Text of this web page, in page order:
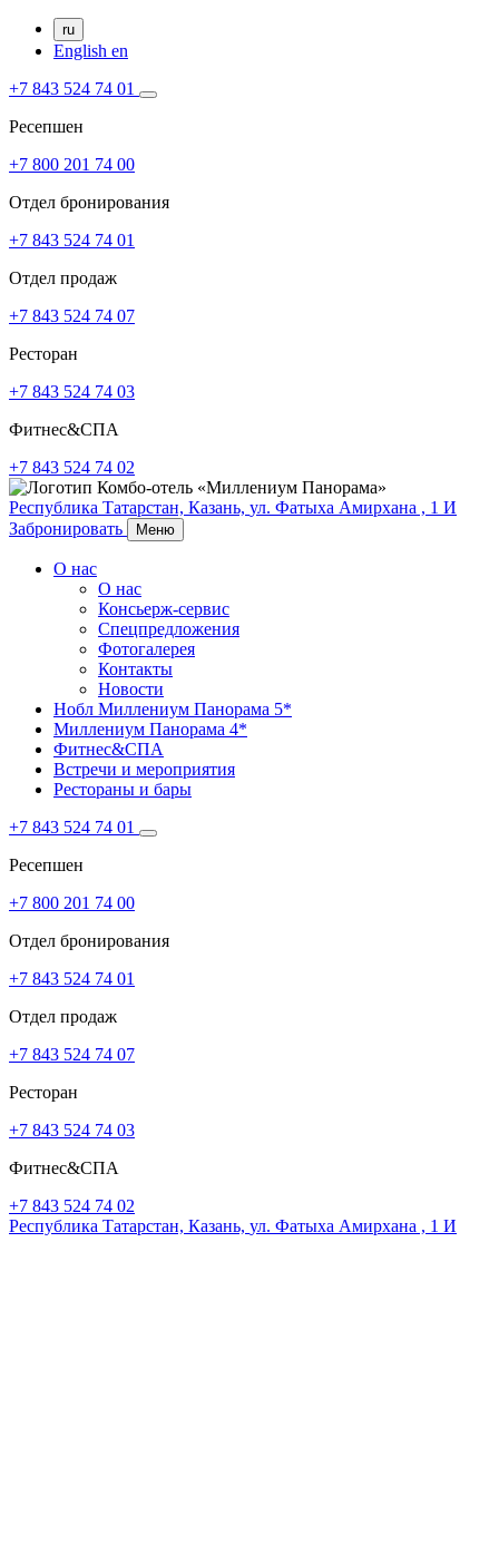
ru
English en
+7 843 524 74 01
Ресепшен
+7 800 201 74 00
Отдел бронирования
+7 843 524 74 01
Отдел продаж
+7 843 524 74 07
Ресторан
+7 843 524 74 03
Фитнес&СПА
+7 843 524 74 02
Республика Татарстан, Казань, ул. Фатыха Амирхана , 1 И
Забронировать
Меню
О нас
О нас
Консьерж-сервис
Спецпредложения
Фотогалерея
Контакты
Новости
Нобл Миллениум Панорама 5*
Миллениум Панорама 4*
Фитнес&СПА
Встречи и мероприятия
Рестораны и бары
+7 843 524 74 01
Ресепшен
+7 800 201 74 00
Отдел бронирования
+7 843 524 74 01
Отдел продаж
+7 843 524 74 07
Ресторан
+7 843 524 74 03
Фитнес&СПА
+7 843 524 74 02
Республика Татарстан, Казань, ул. Фатыха Амирхана , 1 И